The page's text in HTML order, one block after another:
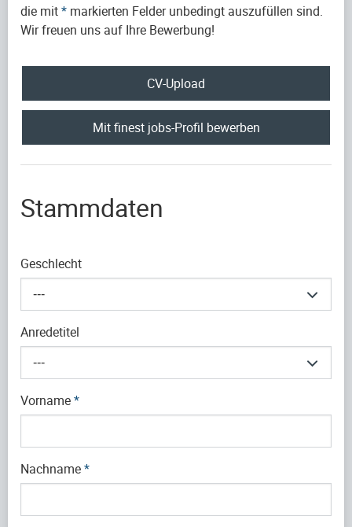
die mit* markierten Felder unbedingt auszufüllen sind.
Wir freuen uns auf Ihre Bewerbung!
CV-Upload
Mit finest jobs-Profil bewerben
Stammdaten
Geschlecht
---
Anredetitel
---
Vorname*
Nachname*